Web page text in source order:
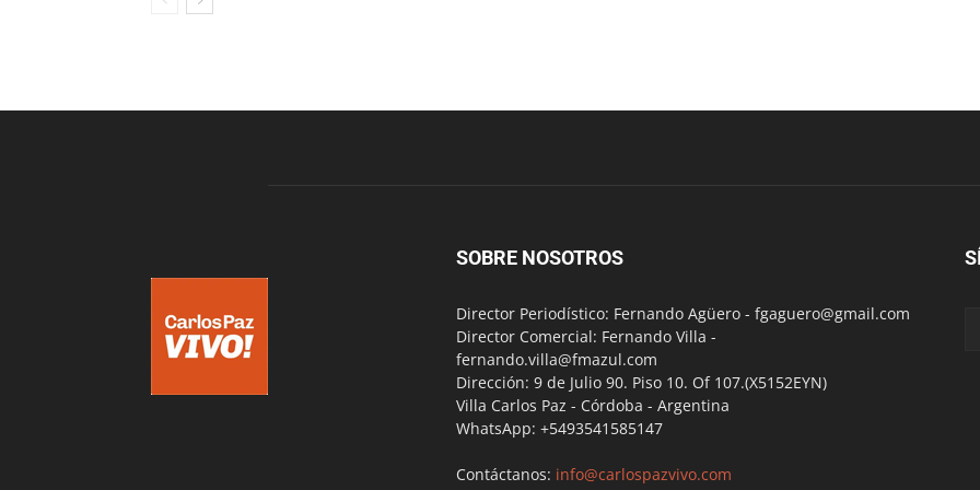
SOBRE NOSOTROS
Director Periodístico: Fernando Agüero - fgaguero@gmail.com
Director Comercial: Fernando Villa -
fernando.villa@fmazul.com
Dirección: 9 de Julio 90. Piso 10. Of 107.(X5152EYN)
Villa Carlos Paz - Córdoba - Argentina
WhatsApp: +5493541585147
Contáctanos: info@carlospazvivo.com